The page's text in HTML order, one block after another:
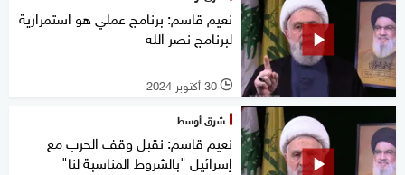
نعيم قاسم: برنامج عملي هو استمرارية
لبرنامج نصر الله
l 30 أكتوبر 2024
شرق أوسط
نعيم قاسم: نقبل وقف الحرب مع
إسرائيل "بالشروط المناسبة لنا"